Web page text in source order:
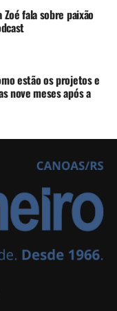
fala sobre paixão
estão os projetos e
nove meses após a